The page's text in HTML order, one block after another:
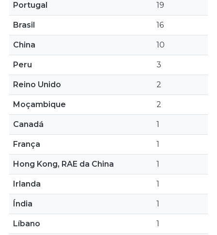
Portugal 19
Brasil 16
China 10
Peru 3
Reino Unido 2
Moçambique 2
Canadá 1
França 1
Hong Kong, RAE da China 1
Irlanda 1
Índia 1
Líbano 1